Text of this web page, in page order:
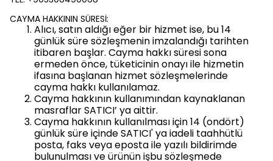
CAYMA HAKKININ SÜRESİ:
Alıcı, satın aldığı eğer bir hizmet ise, bu 14
günlük süre sözleşmenin imzalandığı tarihten
itibaren başlar. Cayma hakkı süresi sona
ermeden önce, tüketicinin onayı ile hizmetin
ifasına başlanan hizmet sözleşmelerinde
cayma hakkı kullanılamaz.
Cayma hakkının kullanımından kaynaklanan
masraflar SATICI’ ya aittir.
Cayma hakkının kullanılması için 14 (ondört)
günlük süre içinde SATICI' ya iadeli taahhütlü
posta, faks veya eposta ile yazılı bildirimde
bulunulması ve ürünün işbu sözleşmede